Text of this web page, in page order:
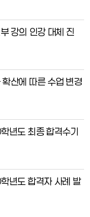
강의 인강 대체 진
산에 따른 수업 변경
년도 최종 합격수기
년도 합격자 사례 발